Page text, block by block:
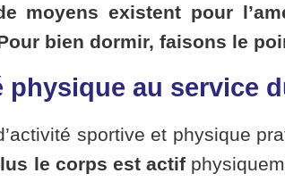
moyens existent pour
bien dormir, faisons le
physique au service
sportive et physique
le corps est actif